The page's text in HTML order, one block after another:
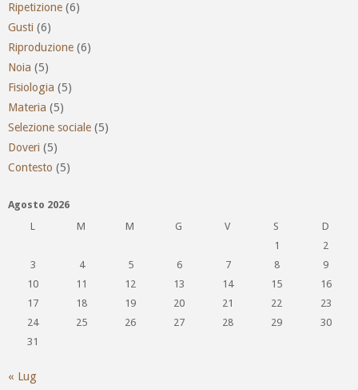
Ripetizione (6)
Gusti (6)
Riproduzione (6)
Noia (5)
Fisiologia (5)
Materia (5)
Selezione sociale (5)
Doveri (5)
Contesto (5)
Agosto 2026
L
M M G V S
D
1
2
3
4 5 6 7 8
9
10
11 12 13 14 15
16
17
18 19 20 21 22
23
24
25 26 27 28 29
30
31
« Lug